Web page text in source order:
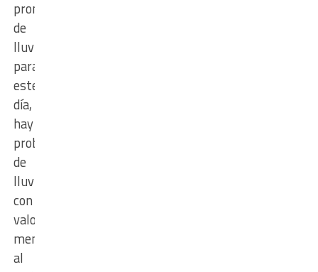
pronóstico
de
lluvias
para
este
día,
hay
probabilidad
de
lluvias
con
valores
menores
al